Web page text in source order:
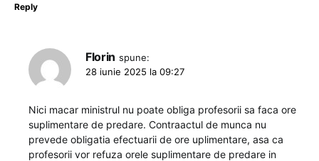
Reply
Florin spune:
28 iunie 2025 la 09:27
Nici macar ministrul nu poate obliga profesorii sa faca ore
suplimentare de predare. Contraactul de munca nu
prevede obligatia efectuarii de ore uplimentare, asa ca
profesorii vor refuza orele suplimentare de predare in